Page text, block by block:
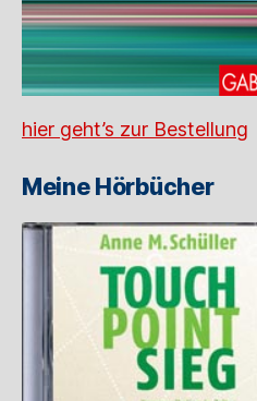
hier geht’s zur Bestellung
Meine Hörbücher